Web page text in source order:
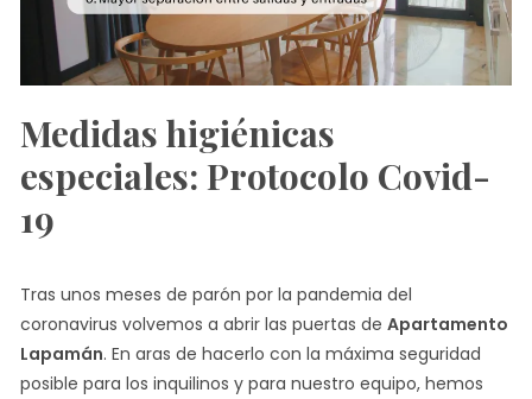
Medidas higiénicas
especiales: Protocolo Covid-
19
Tras unos meses de parón por la pandemia del
coronavirus volvemos a abrir las puertas de Apartamento
Lapamán. En aras de hacerlo con la máxima seguridad
posible para los inquilinos y para nuestro equipo, hemos